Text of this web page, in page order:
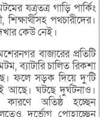
যত্রতত্র গাড়ি পার্কিং
পথচারীদের।
কেউ নেই।
বাজারের প্রতিটি
ব্যাটারি চালিত রিকশা
ফলে সড়ক দিয়ে দু’টি
আছে। ঘটছে দুর্ঘটনাও।
অতিষ্ঠ হচ্ছেন